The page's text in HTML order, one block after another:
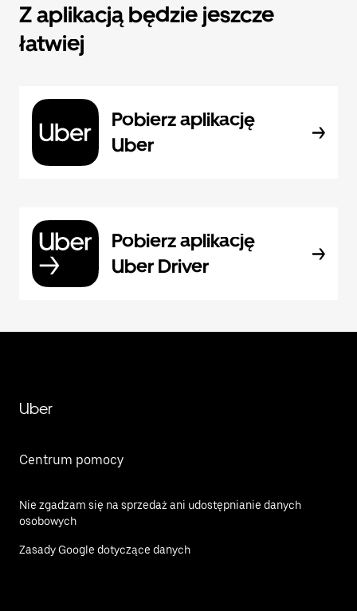
Z aplikacją będzie jeszcze
łatwiej
Pobierz aplikację
Uber
Pobierz aplikację
Uber Driver
Uber
Centrum pomocy
Nie zgadzam się na sprzedaż ani udostępnianie danych
osobowych
Zasady Google dotyczące danych